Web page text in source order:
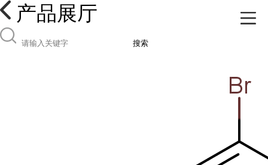
产品展厅
搜索